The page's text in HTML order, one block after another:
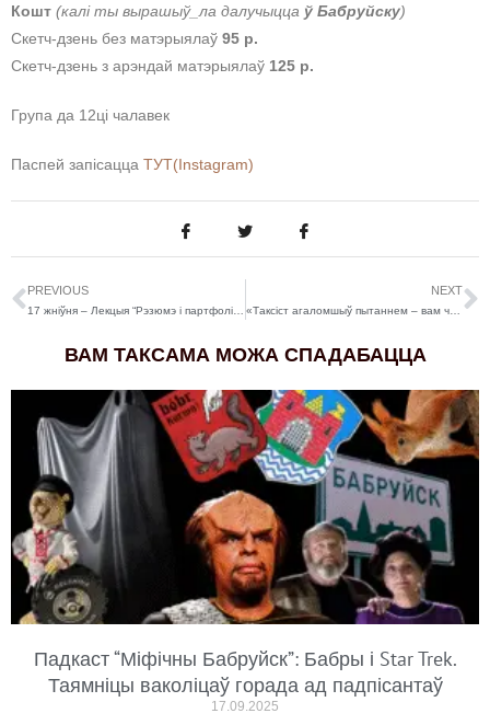
Кошт (калі ты вырашыў_ла далучыцца ў Бабруйску)
Скетч-дзень без матэрыялаў 95 р.
Скетч-дзень з арэндай матэрыялаў 125 р.
Група да 12ці чалавек
Паспей запісацца ТУТ(Instagram)
PREVIOUS NEXT
«Таксіст агаломшыў пытаннем – вам чарапаха не патрэбная?». Каб уратаваць рэптылію, бабруец дайшоў да Акадэміі навук
ВАМ ТАКСАМА МОЖА СПАДАБАЦЦА
Падкаст “Міфічны Бабруйск”: Бабры і Star Trek.
Таямніцы ваколіцаў горада ад падпісантаў
17.09.2025